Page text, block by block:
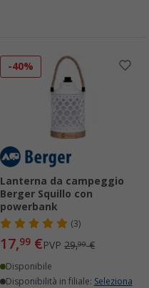
-40%
Lanterna da campeggio
Berger Squillo con
powerbank
(3)
17,99 €PVP 29,99€
Disponibile
Disponibilità in filiale: Seleziona